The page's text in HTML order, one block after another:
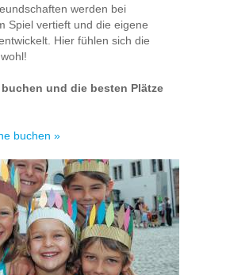
werden bei
Spiel vertieft und die eigene
Hier fühlen sich die
und die besten Plätze
buchen »